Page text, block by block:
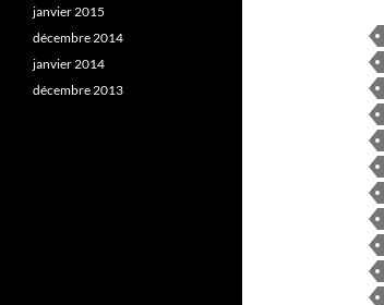
janvier 2015
décembre 2014
janvier 2014
décembre 2013